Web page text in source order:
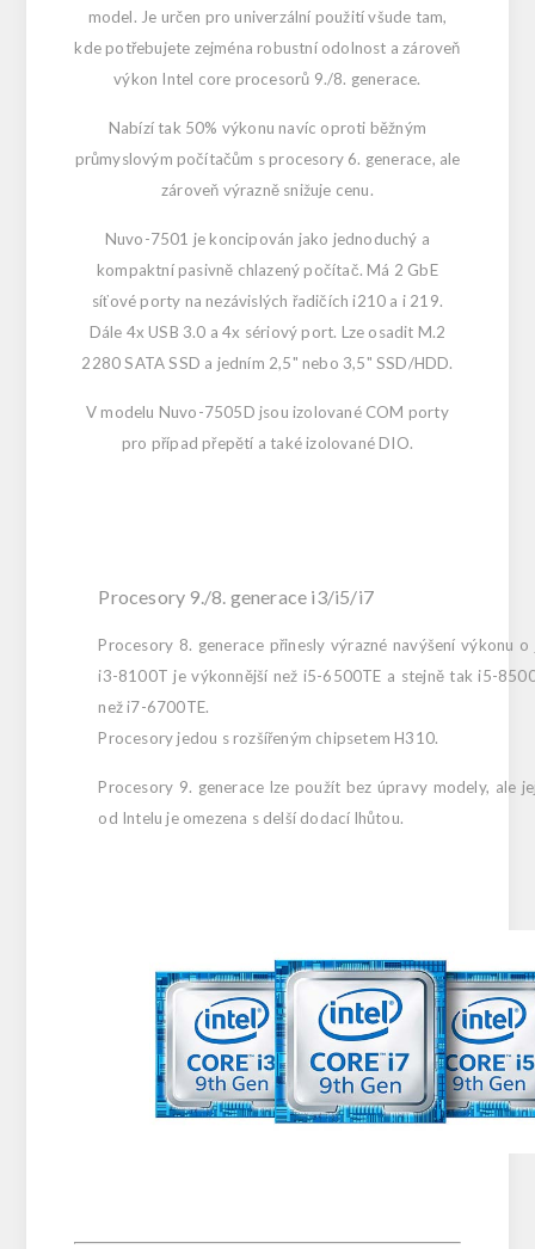
model. Je určen pro univerzální použití všude tam,
kde potřebujete zejména robustní odolnost a zároveň
výkon Intel core procesorů 9./8. generace.
Nabízí tak 50% výkonu navíc oproti běžným
průmyslovým počítačům s procesory 6. generace, ale
zároveň výrazně snižuje cenu.
Nuvo-7501 je koncipován jako jednoduchý a
kompaktní pasivně chlazený počítač. Má 2 GbE
síťové porty na nezávislých řadičích i210 a i 219.
Dále 4x USB 3.0 a 4x sériový port. Lze osadit M.2
2280 SATA SSD a jedním 2,5" nebo 3,5" SSD/HDD.
V modelu Nuvo-7505D jsou izolované COM porty
pro případ přepětí a také izolované DIO.
Procesory 9./8. generace i3/i5/i7
Procesory 8. generace přinesly výrazné navýšení výkonu
i3-8100T je výkonnější než i5-6500TE a stejně tak i5-
než i7-6700TE.
Procesory jedou s rozšířeným chipsetem H310.
Procesory 9. generace lze použít bez úpravy modely, ale
od Intelu je omezena s delší dodací lhůtou.